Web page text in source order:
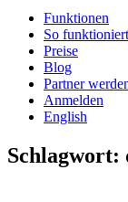
Funktionen
So
Preise
Blog
Partner
Anmelden
English
Schlagwort: